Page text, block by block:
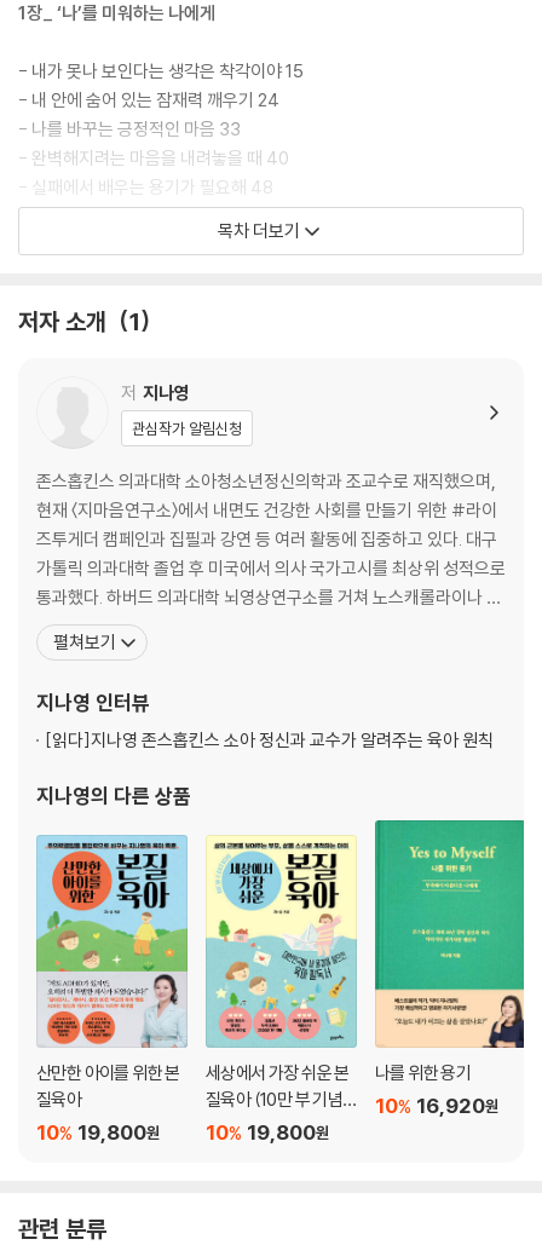
1장_ ‘나’를 미워하는 나에게
- 내가 못나 보인다는 생각은 착각이야 15
- 내 안에 숨어 있는 잠재력 깨우기 24
- 나를 바꾸는 긍정적인 마음 33
- 완벽해지려는 마음을 내려놓을 때 40
- 실패에서 배우는 용기가 필요해 48
- 내 모습 그대로 행복한 삶 67
- 나는 가치 있는 사람이야 78
- 내 삶에 길잡이가 있다면 84
3장_ 함께하면 무적이 되는 우리
- 진정한 인싸는 누구일까? 93
- 다름으로 더 아름다워지는 것 99
- 변명하지 말고 깔끔하게 실수 인정! 105
- 다른 사람의 좋은 점을 발견하는 마음 113
- 순수한 인연이 보물이 되는 순간 119
4장_ 나를 괴롭히는 것으로부터 탈출하기
- 좋아하는 사람과 어떻게 사귀면 좋을까? 137
- 나는 내가 지킬 거야 150
- 어떤 나쁜 일도 반드시 끝이 있어 157
- 난 왜 이렇게 무기력할까? 161
- 즐길 때와 멈출 때, 그건 내가 정한다! 165
- 영어 울렁증 저리 비켜! 172
5장_지지 않는 단단한 마음으로
- 한번 물면 절대 놓지 않는 핏불처럼 183
- 빛과 그림자는 늘 함께 있어 189
- 내가 만드는 내 인생 지도 197
목차 더보기
저자 소개 1
저 지나영
관심작가 알림신청
존스홉킨스 의과대학 소아청소년정신의학과 조교수로 재직했으며,
현재 〈지마음연구소〉에서 내면도 건강한 사회를 만들기 위한 #라이
즈투게더 캠페인과 집필과 강연 등 여러 활동에 집중하고 있다. 대구
가톨릭 의과대학 졸업 후 미국에서 의사 국가고시를 최상위 성적으로
통과했다. 하버드 의과대학 뇌영상연구소를 거쳐 노스캐롤라이나 의
과대학에서 정신과 레지던트와 소아정신과 펠로우 과정을 이수했다.
그 뒤 존스홉킨스 의과대학과 그 연계 병원인 케네디크리거인스티튜
육에 전념하는 동시에 때때로 세계를 누비며 자유로운 삶을 항해하던
펼쳐보기
지나영 인터뷰
[읽다]지나영 존스홉킨스 소아 정신과 교수가 알려주는 육아 원칙
지나영의 다른 상품
산만한 아이를 위한 본
질육아
19,800원
10%
세상에서 가장 쉬운 본
질육아 (10만 부 기념
뉴 에디션)19,800원
10%
나를 위한 용기
16,920원
10%
관련 분류